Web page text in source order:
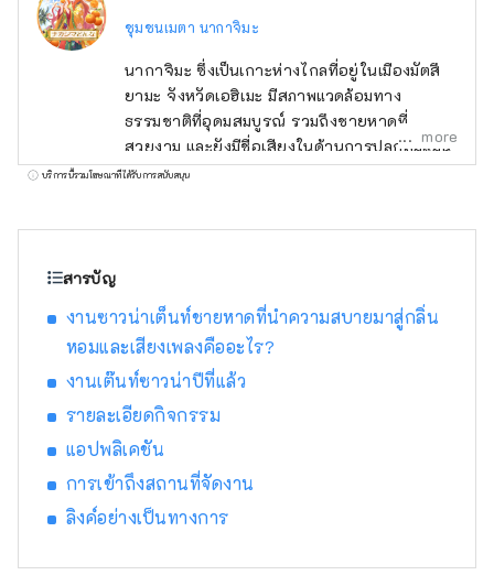
ชุมชนเมตา นากาจิมะ
นากาจิมะ ซึ่งเป็นเกาะห่างไกลที่อยู่ในเมืองมัตสึ
ยามะ จังหวัดเอฮิเมะ มีสภาพแวดล้อมทาง
ธรรมชาติที่อุดมสมบูรณ์ รวมถึงชายหาดที่
สวยงาม และยังมีชื่อเสียงในด้านการปลูกส้มแมน
ดารินอีกด้วย โปรเจ็กต์นี้ใช้ NFT และ
รวบรวมเสน่ห์ของนากาจิมะต่อไป เช่น
ประสบการณ์การกลั่นกลิ่นหอมโดยใช้ส้มแมนดา
รินที่เก็บเกี่ยวในท้องถิ่น และประสบการณ์ซา
วน่าลูริวโดยใช้น้ำกลั่นที่คุณกลั่นเอง มาทำงาน
ร่วมกันในฐานะผู้อยู่อาศัยของ Meta Nakajima
ทั้งออนไลน์และออฟไลน์! ชุมชน Meta
Nakajima:
เว็บไซต์อย่างเป็นทางการ: https://meta-
more
บริการนี้รวมโฆษณาที่ได้รับการสนับสนุน
สารบัญ
งานซาวน่าเต็นท์ชายหาดที่นำความสบายมาสู่กลิ่น
หอมและเสียงเพลงคืออะไร?
งานเต๊นท์ซาวน่าปีที่แล้ว
รายละเอียดกิจกรรม
แอปพลิเคชัน
การเข้าถึงสถานที่จัดงาน
ลิงค์อย่างเป็นทางการ